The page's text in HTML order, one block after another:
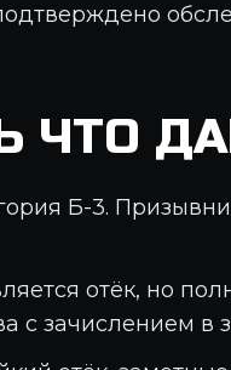
ЧТО
Б-3.
отёк, но
с зачислением в